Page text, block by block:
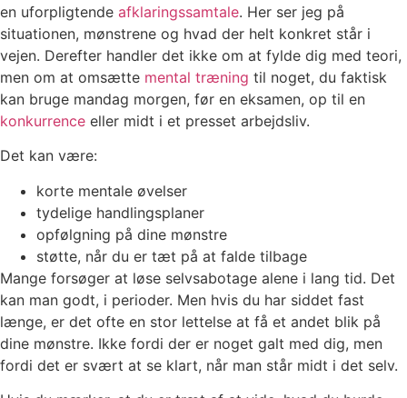
en uforpligtende afklaringssamtale. Her ser jeg på
situationen, mønstrene og hvad der helt konkret står i
vejen. Derefter handler det ikke om at fylde dig med teori,
men om at omsætte mental træning til noget, du faktisk
kan bruge mandag morgen, før en eksamen, op til en
konkurrence eller midt i et presset arbejdsliv.
Det kan være:
korte mentale øvelser
tydelige handlingsplaner
opfølgning på dine mønstre
støtte, når du er tæt på at falde tilbage
Mange forsøger at løse selvsabotage alene i lang tid. Det
kan man godt, i perioder. Men hvis du har siddet fast
længe, er det ofte en stor lettelse at få et andet blik på
dine mønstre. Ikke fordi der er noget galt med dig, men
fordi det er svært at se klart, når man står midt i det selv.